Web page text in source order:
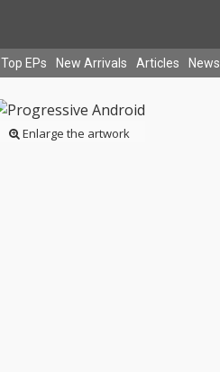
Top EPs New Arrivals Articles News
Enlarge the artwork